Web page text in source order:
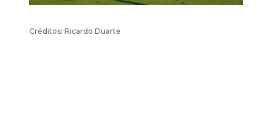
Créditos: Ricardo Duarte